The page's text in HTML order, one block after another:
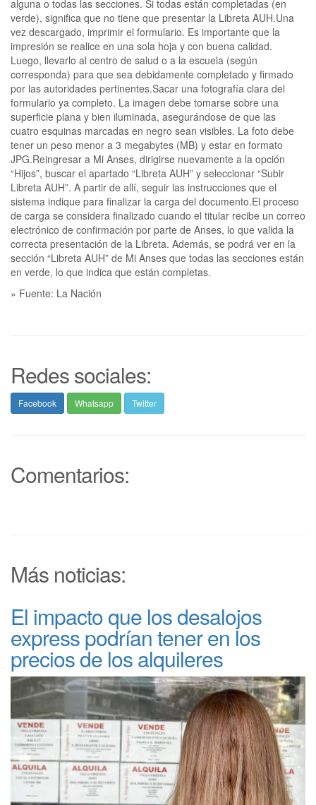
alguna o todas las secciones. Si todas están completadas (en
verde), significa que no tiene que presentar la Libreta AUH.Una
vez descargado, imprimir el formulario. Es importante que la
impresión se realice en una sola hoja y con buena calidad.
Luego, llevarlo al centro de salud o a la escuela (según
corresponda) para que sea debidamente completado y firmado
por las autoridades pertinentes.Sacar una fotografía clara del
formulario ya completo. La imagen debe tomarse sobre una
superficie plana y bien iluminada, asegurándose de que las
cuatro esquinas marcadas en negro sean visibles. La foto debe
tener un peso menor a 3 megabytes (MB) y estar en formato
JPG.Reingresar a Mi Anses, dirigirse nuevamente a la opción
“Hijos”, buscar el apartado “Libreta AUH” y seleccionar “Subir
Libreta AUH”. A partir de allí, seguir las instrucciones que el
sistema indique para finalizar la carga del documento.El proceso
de carga se considera finalizado cuando el titular recibe un correo
electrónico de confirmación por parte de Anses, lo que valida la
correcta presentación de la Libreta. Además, se podrá ver en la
sección “Libreta AUH” de Mi Anses que todas las secciones están
en verde, lo que indica que están completas.
» Fuente: La Nación
Redes sociales:
Facebook Whatsapp Twitter
Comentarios:
Más noticias:
El impacto que los desalojos
express podrían tener en los
precios de los alquileres